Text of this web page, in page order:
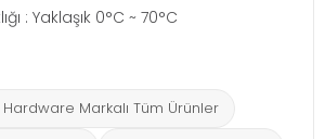
: Yaklaşık 0°C ~ 70°C
Markalı Tüm Ürünler